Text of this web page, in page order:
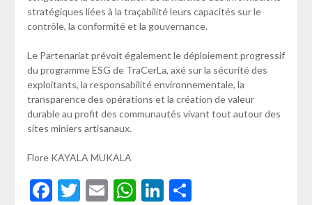
stratégiques liées à la traçabilité leurs capacités sur le
contrôle, la conformité et la gouvernance.
Le Partenariat prévoit également le déploiement progressif
du programme ESG de TraCerLa, axé sur la sécurité des
exploitants, la responsabilité environnementale, la
transparence des opérations et la création de valeur
durable au profit des communautés vivant tout autour des
sites miniers artisanaux.
Flore KAYALA MUKALA
Facebook
Twitter
EmailWhatsApp
LinkedIn
Partager